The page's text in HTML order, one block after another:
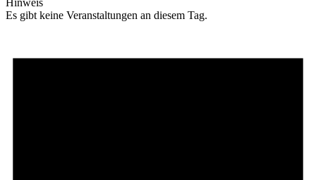
Es gibt keine Veranstaltungen an diesem Tag.